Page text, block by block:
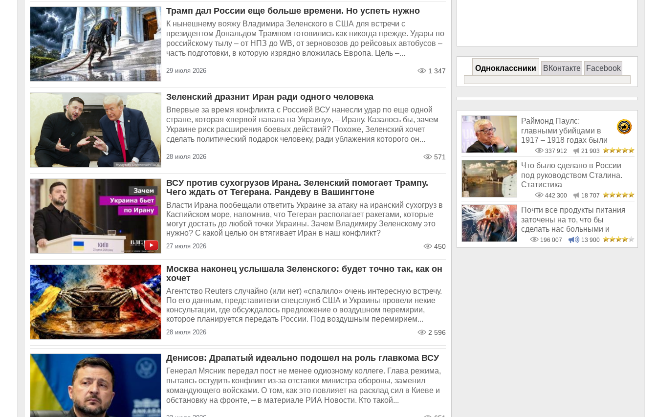
Трамп дал России еще больше времени. Но успеть нужно
К нынешнему вояжу Владимира Зеленского в США для встречи с
президентом Дональдом Трампом готовились как никогда прежде. Удары по
российскому тылу – от НПЗ до WB, от зерновозов до рейсовых автобусов –
часть подготовки, в которую изрядно вложилась Европа. Цель –...
29 июля 2026 1 347
Зеленский дразнит Иран ради одного человека
Впервые за время конфликта с Россией ВСУ нанесли удар по еще одной
стране, которая «первой напала на Украину», – Ирану. Казалось бы, зачем
Украине риск расширения боевых действий? Похоже, Зеленский хочет
сделать политический подарок человеку, ради ублажения которого он...
28 июля 2026 571
ВСУ против сухогрузов Ирана. Зеленский помогает Трампу.
Чего ждать от Тегерана. Рандеву в Вашингтоне
Власти Ирана пообещали ответить Украине за атаку на иранский сухогруз в
Каспийском море, напомнив, что Тегеран располагает ракетами, которые
могут достать до любой точки Украины. Зачем Владимиру Зеленскому это
нужно? С какой целью он втягивает Иран в наш конфликт?
27 июля 2026 450
Москва наконец услышала Зеленского: будет точно так, как он
хочет
Агентство Reuters случайно (или нет) «спалило» очень интересную встречу.
По его данным, представители спецслужб США и Украины провели некие
консультации, где обсуждалось предложение о воздушном перемирии,
которое планируется передать России. Под воздушным перемирием...
28 июля 2026 2 596
Денисов: Драпатый идеально подошел на роль главкома ВСУ
Генерал Мясник передал пост не менее одиозному коллеге. Глава режима,
пытаясь остудить конфликт из-за отставки министра обороны, заменил
командующего войсками. О том, как это повлияет на расклад сил в Киеве и
обстановку на фронте, – в материале РИА Новости. Кто такой...
Одноклассники ВКонтакте Facebook
Раймонд Паулс:
главными убийцами в
1917 – 1918 годах были
латыши и евреи, а не русс
337 912 21 903
Что было сделано в России
под руководством Сталина.
Статистика
442 300 18 707
Почти все продукты питания
заточены на то, что бы
сделать нас больными и
бесплодным
196 007 13 900